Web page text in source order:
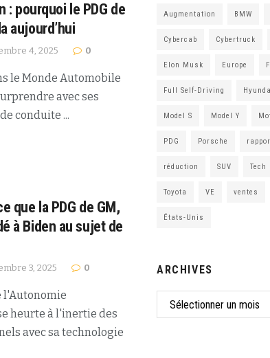
: pourquoi le PDG de
aujourd’hui
4, 2025 0
le Monde Automobile
avec ses
conduite ...
que la PDG de GM,
à Biden au sujet de
3, 2025 0
l'Autonomie
heurte à l'inertie des
avec sa technologie
Augmentation BMW
Cybercab Cybertruck
Elon Musk Europe
Full Self-Driving
Model S Model Y
PDG Porsche
réduction SUV Tech
Toyota VE ventes
États-Unis
ARCHIVES